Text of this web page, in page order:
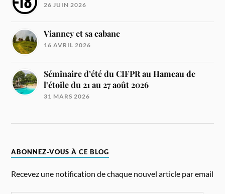
26 JUIN 2026
Vianney et sa cabane
16 AVRIL 2026
Séminaire d’été du CIFPR au Hameau de
l’étoile du 21 au 27 août 2026
31 MARS 2026
ABONNEZ-VOUS À CE BLOG
Recevez une notification de chaque nouvel article par email